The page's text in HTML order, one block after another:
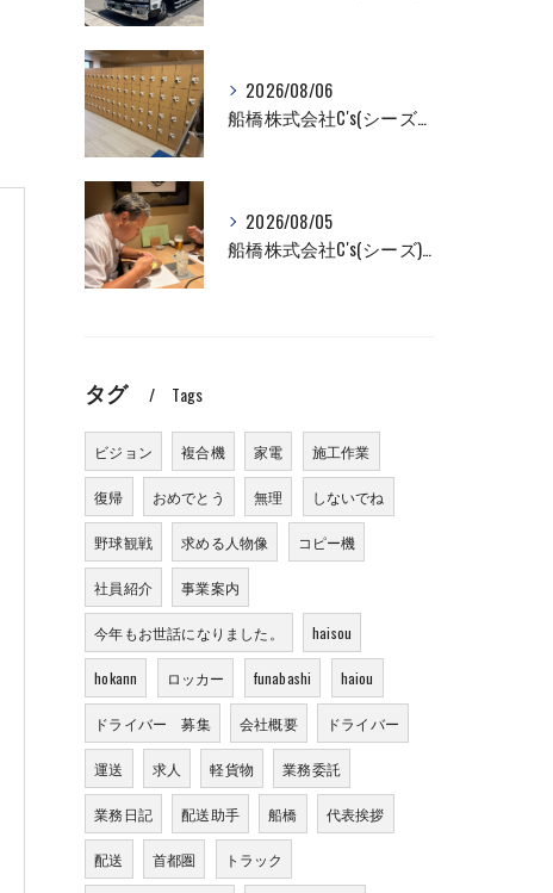
2026/08/06
船橋株式会社C's(シーズ）ロッカーの入れ替え作業も全国対応お任せ下さい！
2026/08/05
船橋株式会社C's(シーズ)商品輸送なら私たちにお任せください！お取引先様との交流を深めました！
タグ Tags
ビジョン 複合機 家電 施工作業
復帰 おめでとう 無理 しないでね
野球観戦 求める人物像 コピー機
社員紹介 事業案内
今年もお世話になりました。 haisou
hokann ロッカー funabashi haiou
ドライバー 募集 会社概要 ドライバー
運送 求人 軽貨物 業務委託
業務日記 配送助手 船橋 代表挨拶
配送 首都圏 トラック